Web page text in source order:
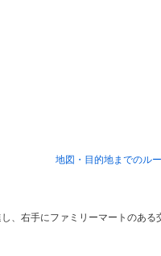
地図・目的地までのル
、右手にファミリーマートのある